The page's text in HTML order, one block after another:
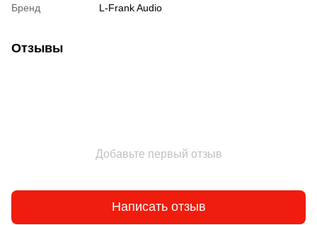
Бренд L-Frank Audio
Отзывы
Добавьте первый отзыв
Написать отзыв